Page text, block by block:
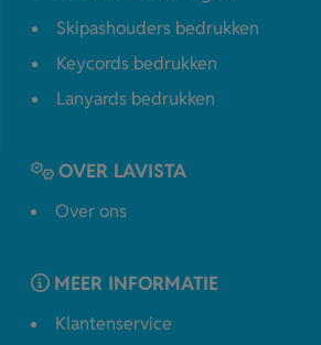
Skipashouders bedrukken
Keycords bedrukken
Lanyards bedrukken
OVER LAVISTA
Over ons
MEER INFORMATIE
Klantenservice